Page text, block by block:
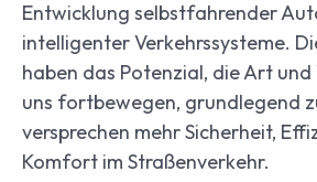
Entwicklung selbstfahrender
intelligenter Verkehrssysteme.
haben das Potenzial, die Art und
uns fortbewegen, grundlegend
versprechen mehr Sicherheit,
Komfort im Straßenverkehr.